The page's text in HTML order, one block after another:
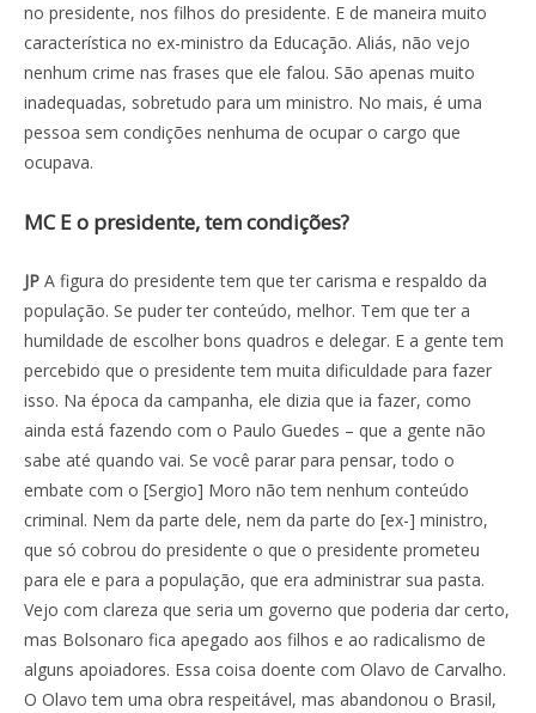
no presidente, nos filhos do presidente. E de maneira muito
característica no ex-ministro da Educação. Aliás, não vejo
nenhum crime nas frases que ele falou. São apenas muito
inadequadas, sobretudo para um ministro. No mais, é uma
pessoa sem condições nenhuma de ocupar o cargo que
ocupava.
MC E o presidente, tem condições?
JP A figura do presidente tem que ter carisma e respaldo da
população. Se puder ter conteúdo, melhor. Tem que ter a
humildade de escolher bons quadros e delegar. E a gente tem
percebido que o presidente tem muita dificuldade para fazer
isso. Na época da campanha, ele dizia que ia fazer, como
ainda está fazendo com o Paulo Guedes – que a gente não
sabe até quando vai. Se você parar para pensar, todo o
embate com o [Sergio] Moro não tem nenhum conteúdo
criminal. Nem da parte dele, nem da parte do [ex-] ministro,
que só cobrou do presidente o que o presidente prometeu
para ele e para a população, que era administrar sua pasta.
Vejo com clareza que seria um governo que poderia dar certo,
mas Bolsonaro fica apegado aos filhos e ao radicalismo de
alguns apoiadores. Essa coisa doente com Olavo de Carvalho.
O Olavo tem uma obra respeitável, mas abandonou o Brasil,